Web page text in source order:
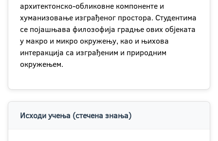
архитектонско-обликовне компоненте и
хуманизовање изграђеног простора. Студентима
се појашњава филозофија градње ових објеката
у макро и микро окружењу, као и њихова
интеракција са изграђеним и природним
окружењем.
Исходи учења (стечена знања)